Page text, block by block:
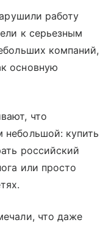
работу
к серьезным
компаний,
основную
что
купить
российский
или просто
что даже